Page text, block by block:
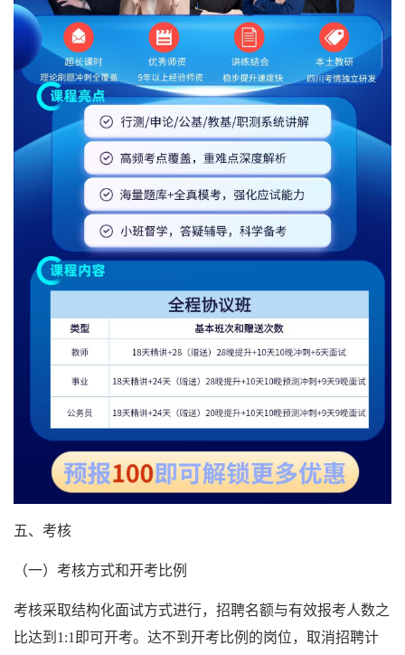
五、考核
（一）考核方式和开考比例
考核采取结构化面试方式进行，招聘名额与有效报考人数之
比达到1:1即可开考。达不到开考比例的岗位，取消招聘计